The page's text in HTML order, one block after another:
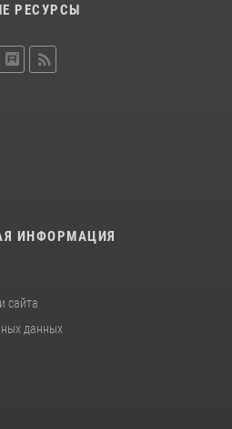
РЕСУРСЫ
ИНФОРМАЦИЯ
сайта
данных